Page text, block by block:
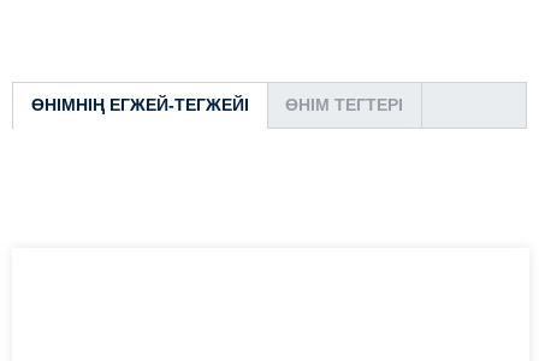
ӨНІМНІҢ ЕГЖЕЙ-ТЕГЖЕЙІ ӨНІМ ТЕГТЕРІ